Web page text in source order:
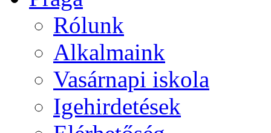
Rólunk
Alkalmaink
Vasárnapi iskola
Igehirdetések